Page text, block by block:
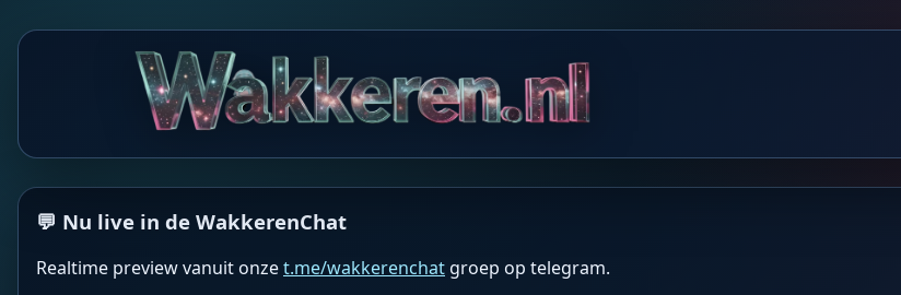
💬 Nu live in de WakkerenChat
Realtime preview vanuit onzet.me/wakkerenchat groep op telegram.
👉Het globalisme moet worden verslagen
Geupload door: De Wakkeren Chat
Tijdens de Koude Oorlog was de wereld echter verdeeld tussen de Sovjet-